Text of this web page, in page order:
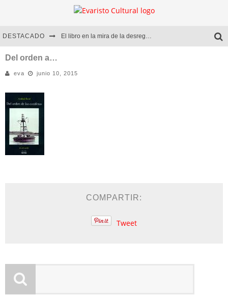
DESTACADO El libro en la mira de la desregulación
Diego Meret | Hotel Acapulco
Del orden a…
eva junio 10, 2015
COMPARTIR:
Tweet